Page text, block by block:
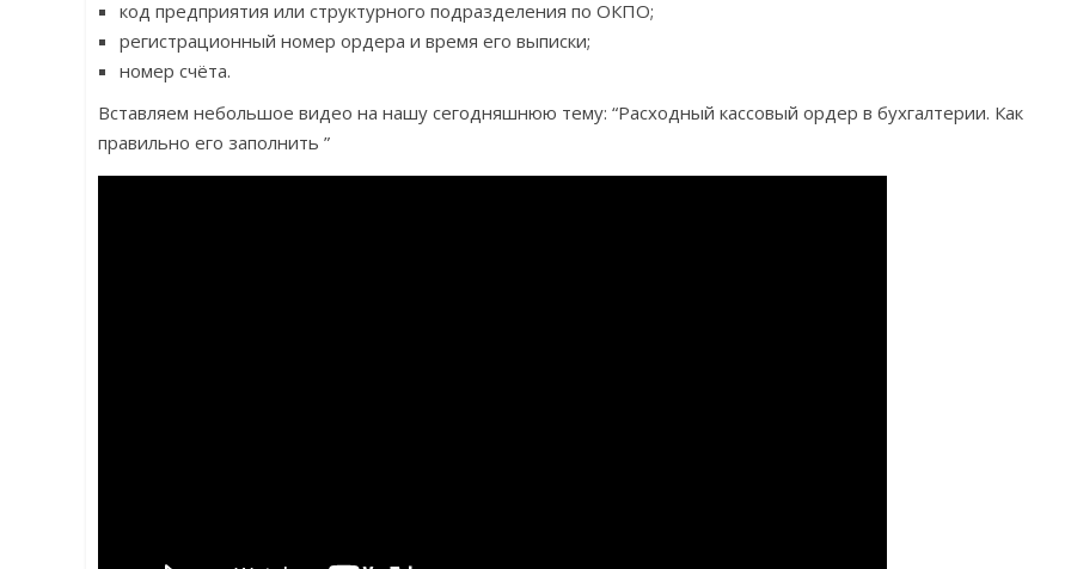
код предприятия или структурного подразделения по ОКПО;
регистрационный номер ордера и время его выписки;
номер счёта.
Вставляем небольшое видео на нашу сегодняшнюю тему: “Расходный кассовый ордер в бухгалтерии. Как
правильно его заполнить ”